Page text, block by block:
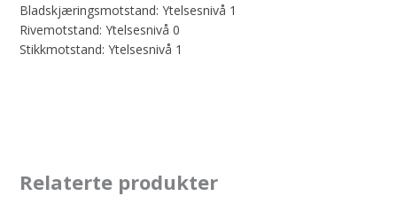
Bladskjæringsmotstand: Ytelsesnivå 1
Rivemotstand: Ytelsesnivå 0
Stikkmotstand: Ytelsesnivå 1
Relaterte produkter